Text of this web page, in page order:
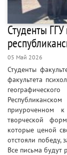
Студенты
05 Май 2026
Студенты
факультета
приуроченном
творческой
которые ценой
отстояли победу,
Все письма